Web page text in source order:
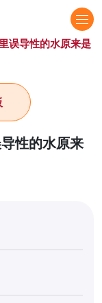
误导性的水原来是
性的水原来